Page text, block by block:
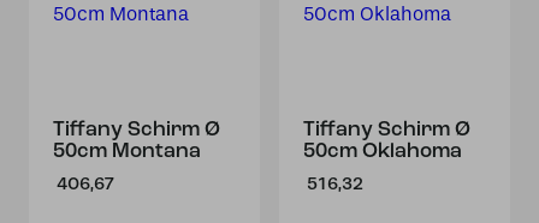
Tiffany Schirm Ø
50cm Montana
406,67
Tiffany Schirm Ø
50cm Oklahoma
516,32